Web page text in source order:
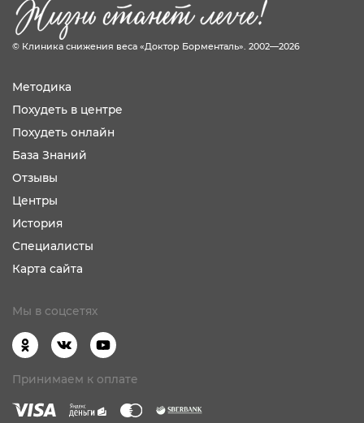
© Клиника снижения веса «Доктор Борменталь». 2002—2026
Методика
Похудеть в центре
Похудеть онлайн
База Знаний
Отзывы
Центры
История
Специалисты
Карта сайта
Мы в соцсетях
Принимаем к оплате